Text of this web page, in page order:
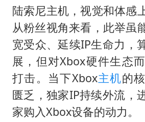
陆索尼主机，视觉和体感
从粉丝视角来看，此举虽
宽受众、延续IP生命力，
展，但对Xbox硬件生态
打击。当下Xbox主机的
匮乏，独家IP持续外流，
家购入Xbox设备的动力。